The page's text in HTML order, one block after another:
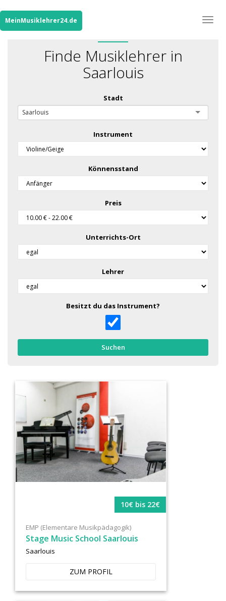
MeinMusiklehrer24.de
Finde Musiklehrer in
Saarlouis
Stadt
Saarlouis
Instrument
Könnensstand
Preis
Unterrichts-Ort
Lehrer
Besitzt du das Instrument?
Suchen
10€ bis 22€
EMP (Elementare Musikpädagogik)
Stage Music School Saarlouis
Saarlouis
ZUM PROFIL